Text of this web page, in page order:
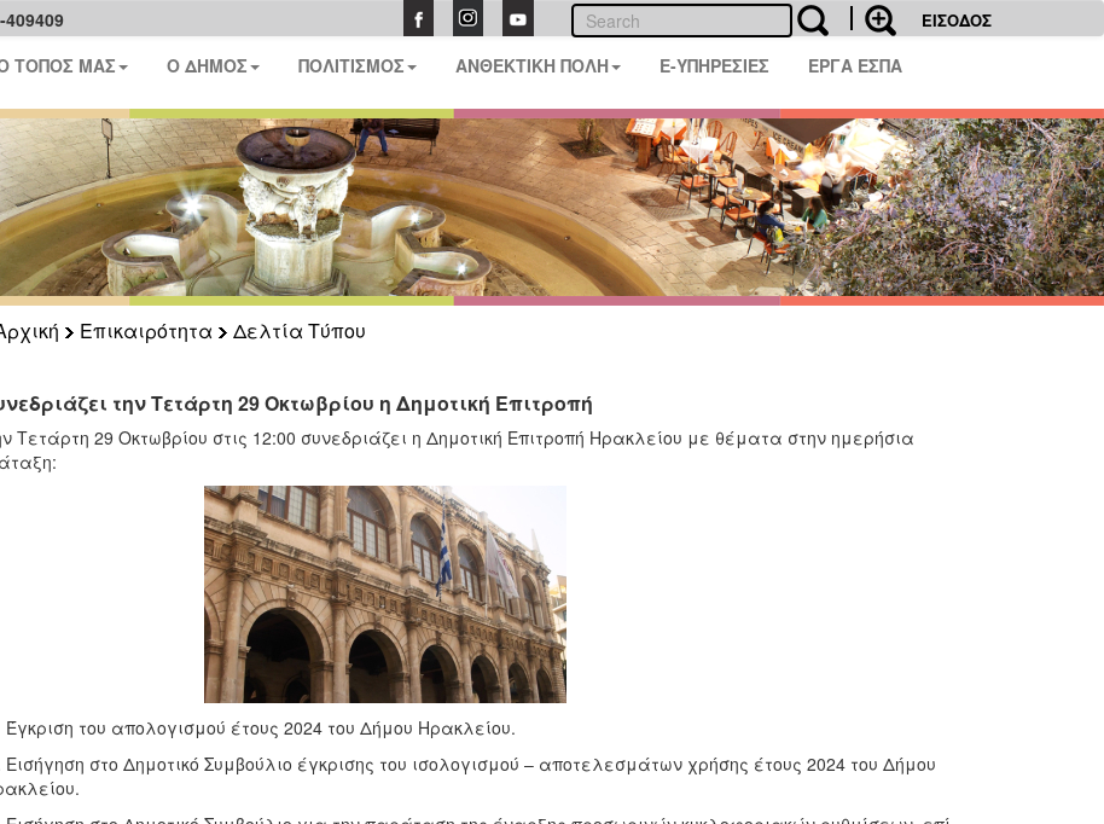
ΕΙΣΟΔΟΣ
ΤΟΠΟΣ ΜΑΣ Ο ΔΗΜΟΣ ΠΟΛΙΤΙΣΜΟΣ ΑΝΘΕΚΤΙΚΗ ΠΟΛΗ E-ΥΠΗΡΕΣΙΕΣ ΕΡΓΑ ΕΣΠΑ
Επικαιρότητα
Δελτία Τύπου
την Τετάρτη 29 Οκτωβρίου η Δημοτική Επιτροπή
Τετάρτη 29 Οκτωβρίου στις 12:00 συνεδριάζει η Δημοτική Επιτροπή Ηρακλείου με θέματα στην ημερήσια
του απολογισμού έτους 2024 του Δήμου Ηρακλείου.
Εισήγηση στο Δημοτικό Συμβούλιο έγκρισης του ισολογισμού – αποτελεσμάτων χρήσης έτους 2024 του Δήμου